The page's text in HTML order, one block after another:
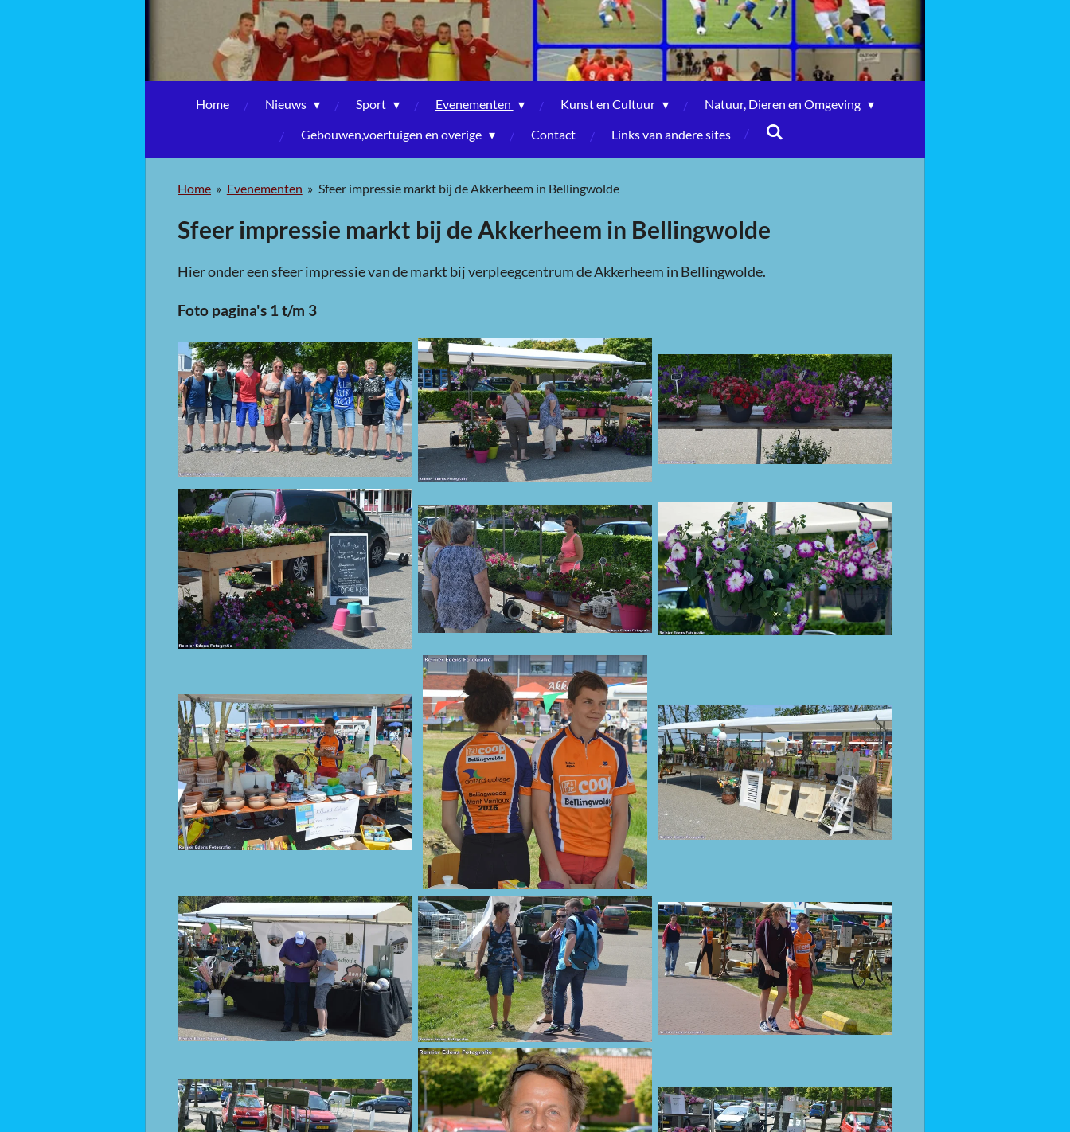
Home Nieuws Sport Evenementen Kunst en Cultuur
Natuur, Dieren en Omgeving
Gebouwen,voertuigen en overige
Contact Links van andere sites
Home » Evenementen » Sfeer impressie markt bij de Akkerheem in Bellingwolde
Sfeer impressie markt bij de Akkerheem in Bellingwolde
Hier onder een sfeer impressie van de markt bij verpleegcentrum de Akkerheem in Bellingwolde.
Foto pagina's 1 t/m 3